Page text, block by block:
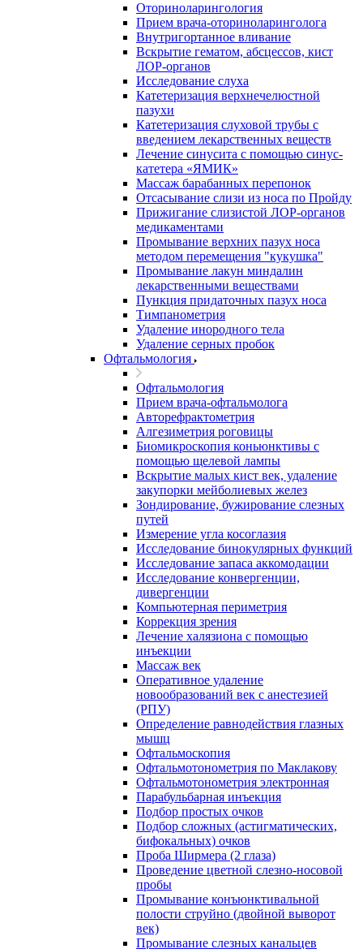
Оториноларингология
Прием врача-оториноларинголога
Внутригортанное вливание
Вскрытие гематом, абсцессов, кист
ЛОР-органов
Исследование слуха
Катетеризация верхнечелюстной
пазухи
Катетеризация слуховой трубы с
введением лекарственных веществ
Лечение синусита с помощью синус-
катетера «ЯМИК»
Массаж барабанных перепонок
Отсасывание слизи из носа по Пройду
Прижигание слизистой ЛОР-органов
медикаментами
Промывание верхних пазух носа
методом перемещения "кукушка"
Промывание лакун миндалин
лекарственными веществами
Пункция придаточных пазух носа
Тимпанометрия
Удаление инородного тела
Удаление серных пробок
Офтальмология
Офтальмология
Прием врача-офтальмолога
Авторефрактометрия
Алгезиметрия роговицы
Биомикроскопия коньюнктивы с
помощью щелевой лампы
Вскрытие малых кист век, удаление
закупорки мейболиевых желез
Зондирование, бужирование слезных
путей
Измерение угла косоглазия
Исследование бинокулярных функций
Исследование запаса аккомодации
Исследование конвергенции,
дивергенции
Компьютерная периметрия
Коррекция зрения
Лечение халязиона с помощью
инъекции
Массаж век
Оперативное удаление
новообразований век с анестезией
(РПУ)
Определение равнодействия глазных
мышц
Офтальмоскопия
Офтальмотонометрия по Маклакову
Офтальмотонометрия электронная
Парабульбарная инъекция
Подбор простых очков
Подбор сложных (астигматических,
бифокальных) очков
Проба Ширмера (2 глаза)
Проведение цветной слезно-носовой
пробы
Промывание конъюнктивальной
полости струйно (двойной выворот
век)
Промывание слезных канальцев